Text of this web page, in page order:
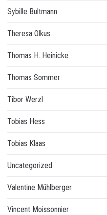
Sybille Bultmann
Theresa Olkus
Thomas H. Heinicke
Thomas Sommer
Tibor Werzl
Tobias Hess
Tobias Klaas
Uncategorized
Valentine Mühlberger
Vincent Moissonnier